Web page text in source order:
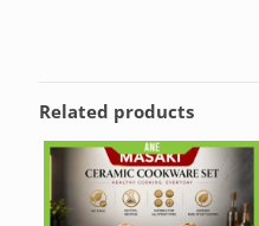
Related products